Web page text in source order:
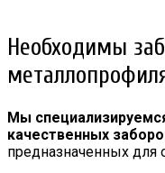
Необходимы
Мы
качественных
предназначенных для